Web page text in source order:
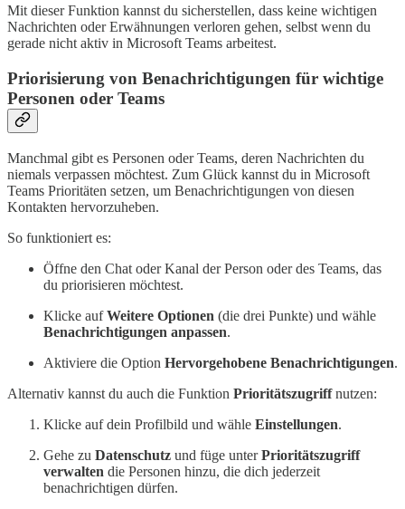
Mit dieser Funktion kannst du sicherstellen, dass keine wichtigen
Nachrichten oder Erwähnungen verloren gehen, selbst wenn du
gerade nicht aktiv in Microsoft Teams arbeitest.
Priorisierung von Benachrichtigungen für wichtige
Personen oder Teams
Manchmal gibt es Personen oder Teams, deren Nachrichten du
niemals verpassen möchtest. Zum Glück kannst du in Microsoft
Teams Prioritäten setzen, um Benachrichtigungen von diesen
Kontakten hervorzuheben.
So funktioniert es:
Öffne den Chat oder Kanal der Person oder des Teams, das
du priorisieren möchtest.
Klicke aufWeitere Optionen (die drei Punkte) und wähle
Benachrichtigungen anpassen.
Aktiviere die Option Hervorgehobene Benachrichtigungen.
Alternativ kannst du auch die Funktion Prioritätszugriffnutzen:
Klicke auf dein Profilbild und wähle Einstellungen.
Gehe zu Datenschutz und füge unterPrioritätszugriff
verwalten die Personen hinzu, die dich jederzeit
benachrichtigen dürfen.